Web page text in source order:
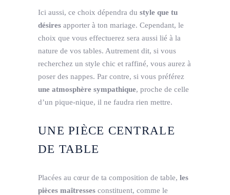
Ici aussi, ce choix dépendra du style que tu
désires apporter à ton mariage. Cependant, le
choix que vous effectuerez sera aussi lié à la
nature de vos tables. Autrement dit, si vous
recherchez un style chic et raffiné, vous aurez à
poser des nappes. Par contre, si vous préférez
une atmosphère sympathique, proche de celle
d’un pique-nique, il ne faudra rien mettre.
UNE PIÈCE CENTRALE
DE TABLE
Placées au cœur de ta composition de table, les
pièces maîtresses constituent, comme le